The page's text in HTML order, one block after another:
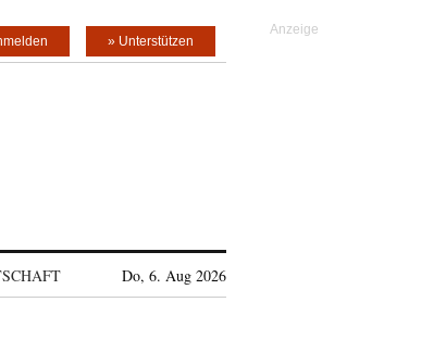
» Unterstützen
Do, 6. Aug 2026